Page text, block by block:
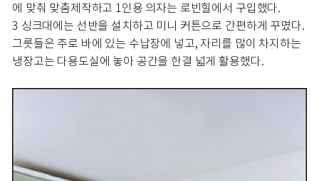
에 맞춰 맞춤제작하고 1인용 의자는 로빈힐에서 구입했다.
3 싱크대에는 선반을 설치하고 미니 커튼으로 간편하게 꾸몄다.
그릇들은 주로 바에 있는 수납장에 넣고, 자리를 많이 차지하는
냉장고는 다용도실에 놓아 공간을 한결 넓게 활용했다.